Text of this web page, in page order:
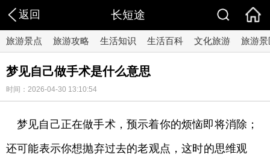
返回 长短途
旅游景点 旅游攻略 生活知识 生活百科 文化旅游 旅游景
梦见自己做手术是什么意思
时间：2026-04-30 13:10:54
梦见自己正在做手术，预示着你的烦恼即将消除；
还可能表示你想抛弃过去的老观点，这时的思维观